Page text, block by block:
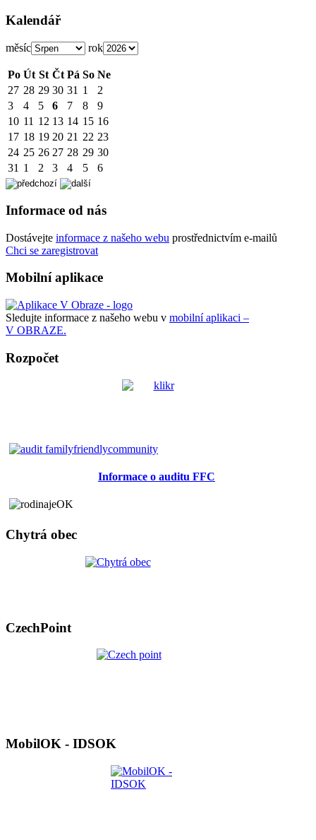
Kalendář
měsíc rok
Po Út St Čt Pá So Ne
27 28 29 30 31 1
2
3
4 5 6 7 8
9
10 11 12 13 14 15 16
17 18 19 20 21 22 23
24 25 26 27 28 29 30
31 1 2 3 4 5 6
Informace od nás
Dostávejte informace z našeho webu prostřednictvím e-mailů
Chci se zaregistrovat
Mobilní aplikace
Sledujte informace z našeho webu v mobilní aplikaci –
V OBRAZE.
Rozpočet
Informace o auditu FFC
Chytrá obec
CzechPoint
MobilOK - IDSOK